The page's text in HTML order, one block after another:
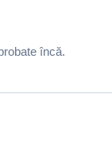
încă.